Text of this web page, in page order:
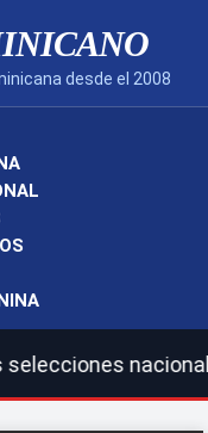
desde el 2008
y